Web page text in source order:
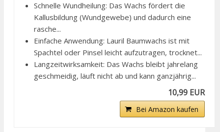
Schnelle Wundheilung: Das Wachs fördert die
Kallusbildung (Wundgewebe) und dadurch eine
rasche...
Einfache Anwendung: Lauril Baumwachs ist mit
Spachtel oder Pinsel leicht aufzutragen, trocknet...
Langzeitwirksamkeit: Das Wachs bleibt jahrelang
geschmeidig, läuft nicht ab und kann ganzjährig...
10,99 EUR
Bei Amazon kaufen